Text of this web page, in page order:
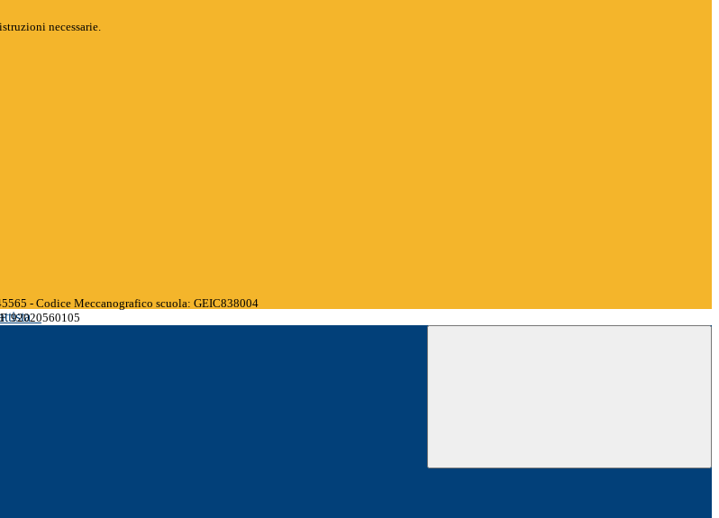
necessarie.
- Codice Meccanografico scuola: GEIC838004
92020560105